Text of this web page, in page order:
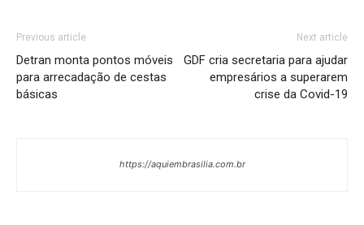
Previous article
Detran monta pontos móveis
para arrecadação de cestas
básicas
Next article
GDF cria secretaria para ajudar
empresários a superarem
crise da Covid-19
https://aquiembrasilia.com.br